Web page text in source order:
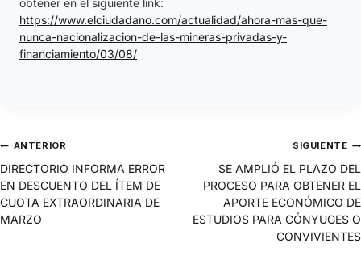
obtener en el siguiente link:
https://www.elciudadano.com/actualidad/ahora-mas-que-
nunca-nacionalizacion-de-las-mineras-privadas-y-
financiamiento/03/08/
ANTERIOR
DIRECTORIO INFORMA ERROR
EN DESCUENTO DEL ÍTEM DE
CUOTA EXTRAORDINARIA DE
MARZO
SIGUIENTE
SE AMPLIÓ EL PLAZO DEL
PROCESO PARA OBTENER EL
APORTE ECONÓMICO DE
ESTUDIOS PARA CÓNYUGES O
CONVIVIENTES